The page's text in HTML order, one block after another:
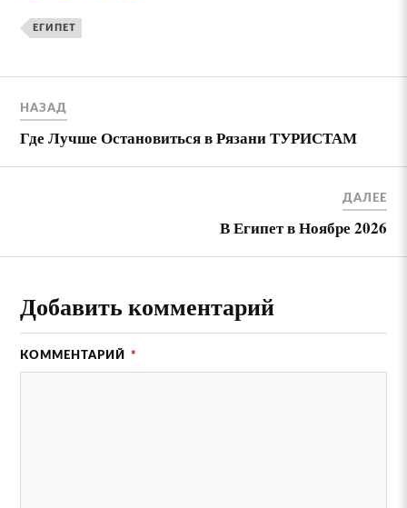
ЕГИПЕТ
НАЗАД
Где Лучше Остановиться в Рязани ТУРИСТАМ
ДАЛЕЕ
В Египет в Ноябре 2026
Добавить комментарий
КОММЕНТАРИЙ *